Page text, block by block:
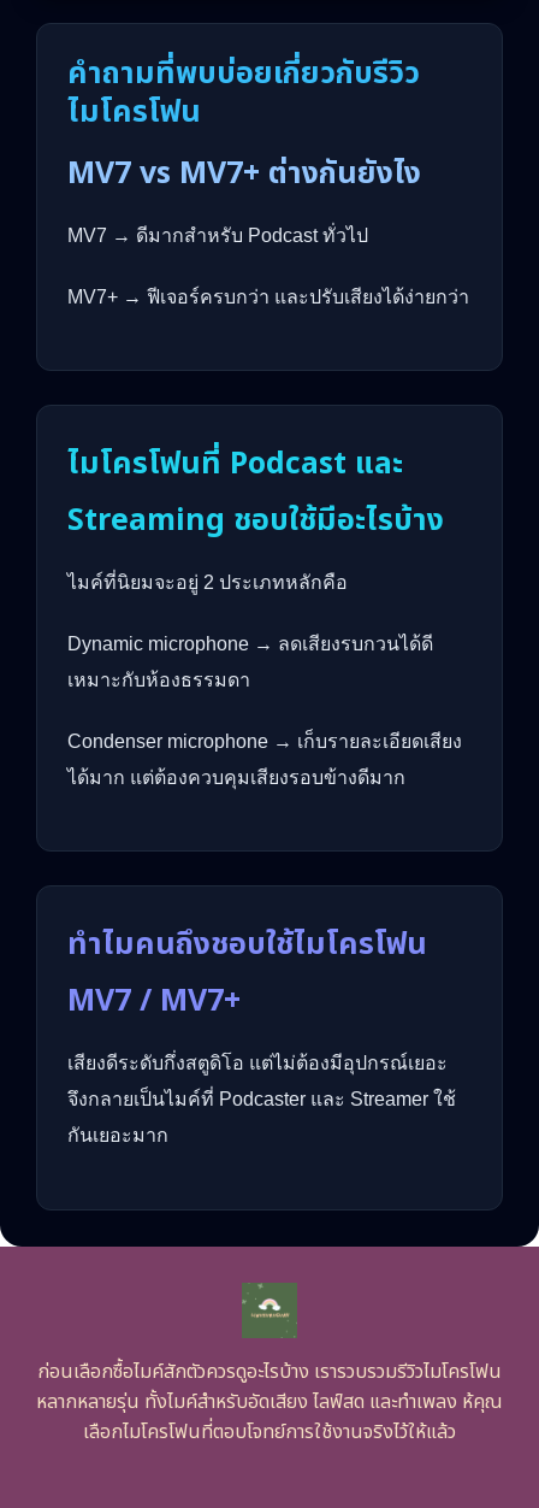
คำถามที่พบบ่อยเกี่ยวกับรีวิว
ไมโครโฟน
MV7 vs MV7+ ต่างกันยังไง
MV7 → ดีมากสำหรับ Podcast ทั่วไป
MV7+ → ฟีเจอร์ครบกว่า และปรับเสียงได้ง่ายกว่า
ไมโครโฟนที่ Podcast และ
Streaming ชอบใช้มีอะไรบ้าง
ไมค์ที่นิยมจะอยู่ 2 ประเภทหลักคือ
Dynamic microphone → ลดเสียงรบกวนได้ดี
เหมาะกับห้องธรรมดา
Condenser microphone → เก็บรายละเอียดเสียง
ได้มาก แต่ต้องควบคุมเสียงรอบข้างดีมาก
ทำไมคนถึงชอบใช้ไมโครโฟน
MV7 / MV7+
เสียงดีระดับกึ่งสตูดิโอ แต่ไม่ต้องมีอุปกรณ์เยอะ
จึงกลายเป็นไมค์ที่ Podcaster และ Streamer ใช้
กันเยอะมาก
ก่อนเลือกซื้อไมค์สักตัวควรดูอะไรบ้าง เรารวบรวมรีวิวไมโครโฟน
หลากหลายรุ่น ทั้งไมค์สำหรับอัดเสียง ไลฟ์สด และทำเพลง ห้คุณ
เลือกไมโครโฟนที่ตอบโจทย์การใช้งานจริงไว้ให้แล้ว